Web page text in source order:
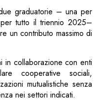
graduatorie – una per
tutto il triennio 2025–
un contributo massimo di
in collaborazione con enti
cooperative sociali,
mutualistiche senza
nei settori indicati.